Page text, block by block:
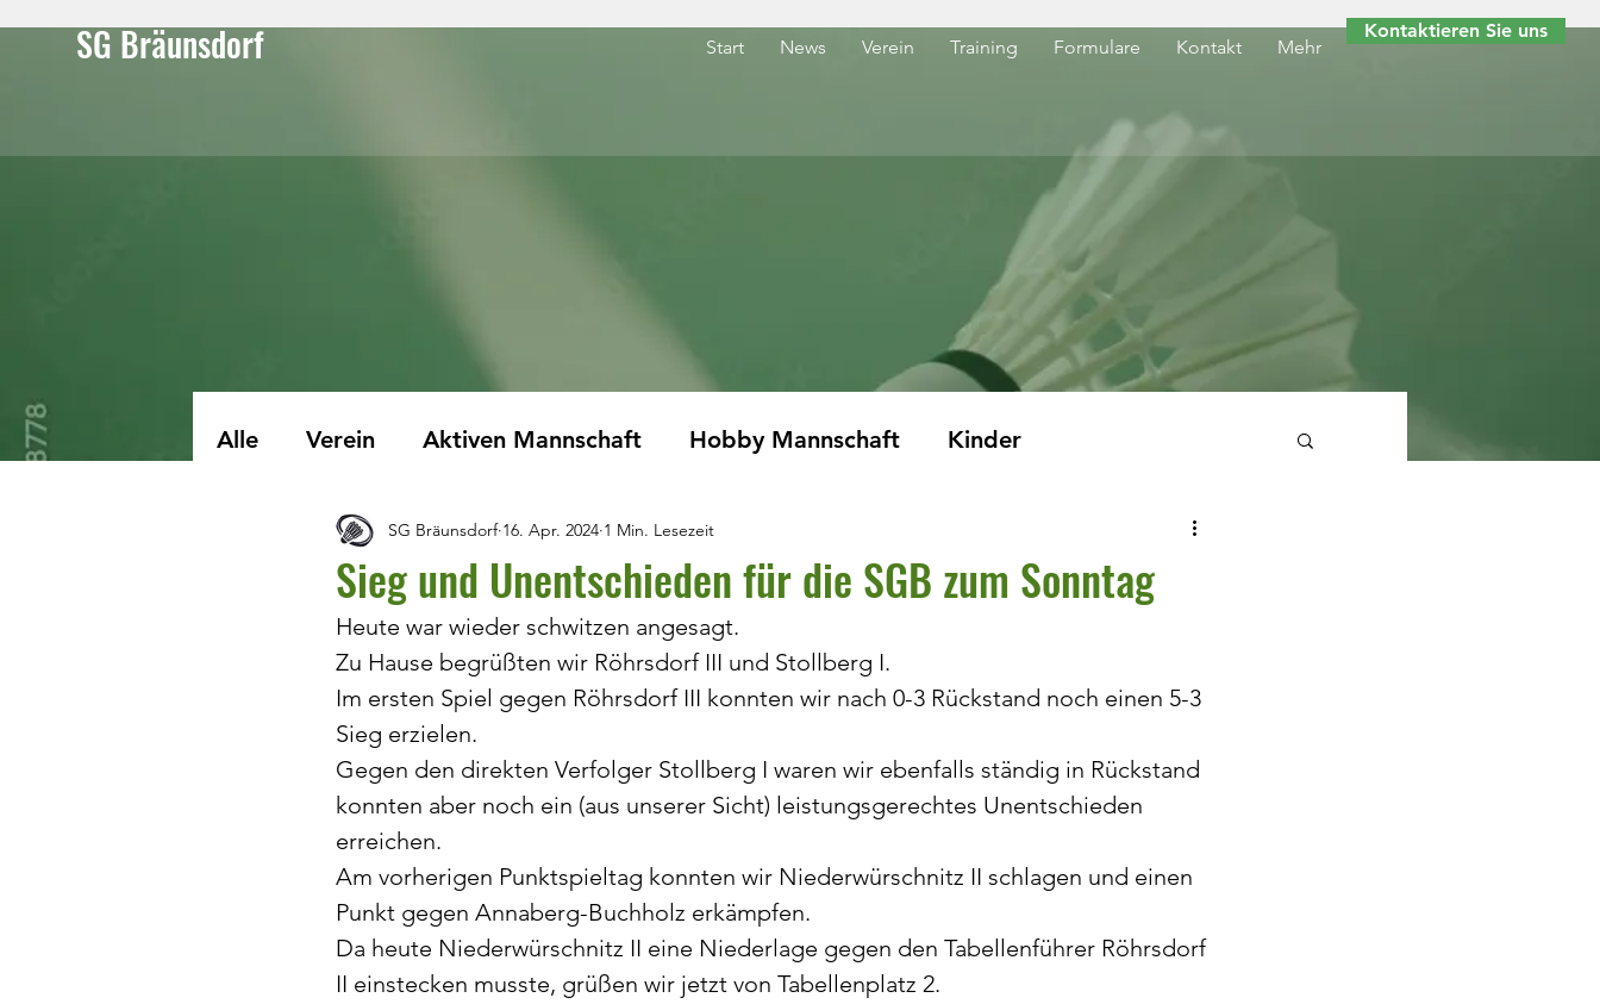
SG Bräunsdorf Start News Verein Training Formulare Kontakt Mehr
Kontaktieren Sie uns
Alle Verein Aktiven Mannschaft Hobby Mannschaft Kinder
Sieg und Unentschieden für die SGB zum Sonntag
SG Bräunsdorf 16. Apr. 2024 1 Min. Lesezeit
Heute war wieder schwitzen angesagt.
Zu Hause begrüßten wir Röhrsdorf III und Stollberg I.
Im ersten Spiel gegen Röhrsdorf III konnten wir nach 0-3 Rückstand noch einen 5-3
Sieg erzielen.
Gegen den direkten Verfolger Stollberg I waren wir ebenfalls ständig in Rückstand
konnten aber noch ein (aus unserer Sicht) leistungsgerechtes Unentschieden
erreichen.
Am vorherigen Punktspieltag konnten wir Niederwürschnitz II schlagen und einen
Punkt gegen Annaberg-Buchholz erkämpfen.
Da heute Niederwürschnitz II eine Niederlage gegen den Tabellenführer Röhrsdorf
II einstecken musste, grüßen wir jetzt von Tabellenplatz 2.